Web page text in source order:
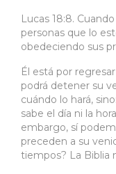
Lucas 18:8.
personas que lo
obedeciendo sus
Él está por
podrá detener su
cuándo lo hará,
sabe el día ni la
embargo, sí
preceden a su
tiempos? La Biblia